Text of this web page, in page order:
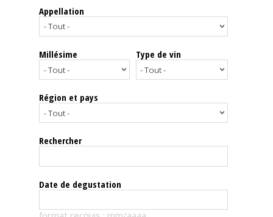
Spiritueux
Notes
dégustation
Le
magazine
Appellation
Millésime Type de vin
Région et pays
Rechercher
Date de degustation